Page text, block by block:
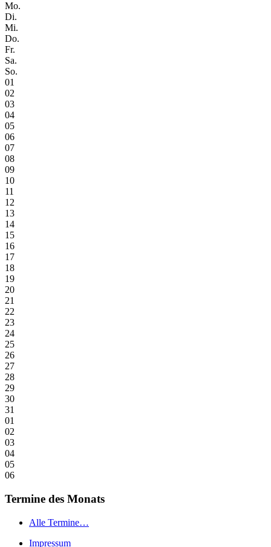
Mo.
Di.
Mi.
Do.
Fr.
Sa.
So.
01
02
03
04
05
06
07
08
09
10
11
12
13
14
15
16
17
18
19
20
21
22
23
24
25
26
27
28
29
30
31
01
02
03
04
05
06
Termine des Monats
Alle Termine…
Impressum